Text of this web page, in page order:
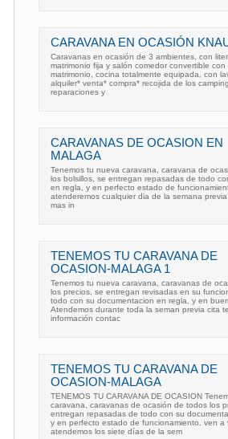
CARAVANA EN OCASIÓN
Caravanas en ocasión de 3 ambientes, con
matrimonio fija y salón comedor convertible con
matrimonio, cocina totalmente equipada, con
alquiler* venta* compra* recojida de los
reparaciones y
CARAVANAS DE OCASION EN
MALAGA
Tenemos tu nueva caravana, caravana de
los bolsillos, se entregan repasadas de todo
en regla, y en perfecto estado de
atenderemos cualquier dia de la semana previa
mas in
TENEMOS TU CARAVANA DE
OCASION-MALAGA 1
Tenemos tu nueva caravana, caravanas de
los precios, se entregan revisadas en su
todo con su documentacion en regla, y en
Atendemos durante toda la seman previa cita
información contac
TENEMOS TU CARAVANA DE
OCASION-MALAGA
TENEMOS TU CARAVANA DE OCASION
caravana, caravanas de ocasión de todos los
entregan repasadas de todo con su
y en perfecto estado de funcionamiento, ven a
atendemos los siete días de la sem